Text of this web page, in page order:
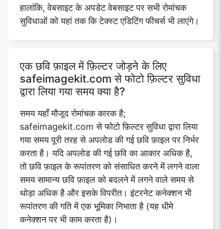
हालांकि, वेबसाइट के अपडेट वेबसाइट पर सभी रोमांचक
सुविधाओं को यहां तक कि टेक्स्ट एडिटिंग फीचर्स भी लाएंगे।
एक छवि फ़ाइल में फ़िल्टर जोड़ने के लिए
safeimagekit.com से फोटो फ़िल्टर सुविधा
द्वारा लिया गया समय क्या है?
समय यहाँ मौजूद रोमांचक कारक है;
safeimagekit.com से फोटो फ़िल्टर सुविधा द्वारा लिया
गया समय पूरी तरह से अपलोड की गई छवि फ़ाइल पर निर्भर
करता है। यदि अपलोड की गई छवि का आकार अधिक है,
तो छवि फ़ाइल के रूपांतरण को संसाधित करने में लगने वाला
समय सामान्य छवि फ़ाइल को बदलने में लगने वाले समय से
थोड़ा अधिक है और इसके विपरीत। इंटरनेट कनेक्शन भी
रूपांतरण की गति में एक भूमिका निभाता है (यह धीमे
कनेक्शन पर भी काम करता है)।